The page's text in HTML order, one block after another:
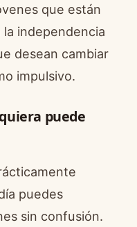
que están
independencia
desean cambiar
impulsivo.
puede
puedes
sin confusión.